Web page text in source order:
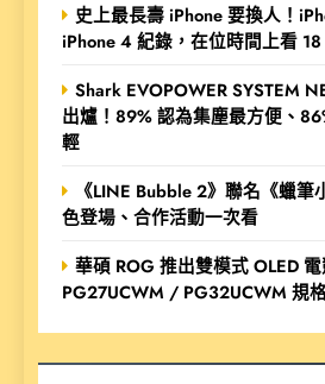
史上最長壽 iPhone 要換人！
iPhone 4 紀錄，在位時間上看 18
Shark EVOPOWER SYSTEM
出爐！89% 認為集塵最方便、
輕
《LINE Bubble 2》聯名《蠟筆
色登場、合作活動一次看
華碩 ROG 推出雙模式 OLED 電
PG27UCWM / PG32UCWM 規